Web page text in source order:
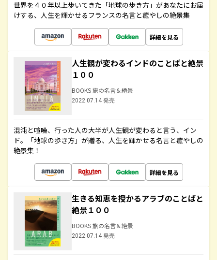
世界を４０年以上歩いてきた「地球の歩き方」があなたにお届
けする、人生を輝かせるフランスの名言と癒やしの絶景集
詳細を見る
人生観が変わるインドのことばと絶景
１００
BOOKS 旅の名言＆絶景
2022.07.14 発売
混沌と喧噪、行った人の大半が人生観が変わると言う、イン
ド。「地球の歩き方」が贈る、人生を輝かせる名言と癒やしの
絶景集！
詳細を見る
生きる知恵を授かるアラブのことばと
絶景１００
BOOKS 旅の名言＆絶景
2022.07.14 発売